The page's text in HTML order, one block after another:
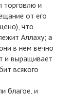
торговлю и
от его
что
Аллаху; а
в нем вечно
и выращивает
всякого
благое, и